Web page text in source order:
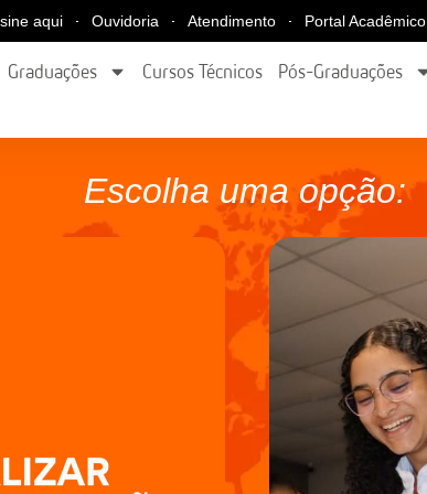
aqui Ouvidoria Atendimento Portal Acadêmico
Graduações Cursos Técnicos Pós-Graduações
Escolha uma opção: